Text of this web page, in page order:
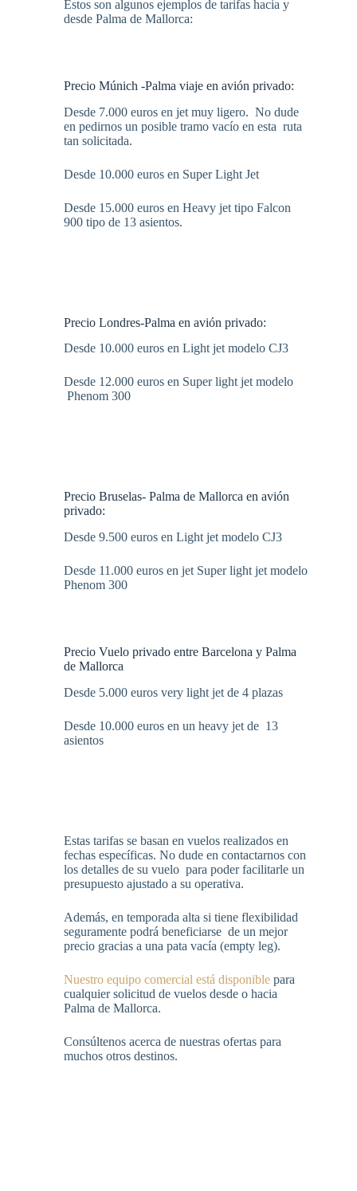
Estos son algunos ejemplos de tarifas hacia y
desde Palma de Mallorca:
Precio Múnich -Palma viaje en avión privado:
Desde 7.000 euros en jet muy ligero. No dude
en pedirnos un posible tramo vacío en esta ruta
tan solicitada.
Desde 10.000 euros en Super Light Jet
Desde 15.000 euros en Heavy jet tipo Falcon
900 tipo de 13 asientos.
Precio Londres-Palma en avión privado:
Desde 10.000 euros en Light jet modelo CJ3
Desde 12.000 euros en Super light jet modelo
Phenom 300
Precio Bruselas- Palma de Mallorca en avión
privado:
Desde 9.500 euros en Light jet modelo CJ3
Desde 11.000 euros en jet Super light jet modelo
Phenom 300
Precio Vuelo privado entre Barcelona y Palma
de Mallorca
Desde 5.000 euros very light jet de 4 plazas
Desde 10.000 euros en un heavy jet de 13
asientos
Estas tarifas se basan en vuelos realizados en
fechas específicas. No dude en contactarnos con
los detalles de su vuelo para poder facilitarle un
presupuesto ajustado a su operativa.
Además, en temporada alta si tiene flexibilidad
seguramente podrá beneficiarse de un mejor
precio gracias a una pata vacía (empty leg).
Nuestro equipo comercial está disponible para
cualquier solicitud de vuelos desde o hacia
Palma de Mallorca.
Consúltenos acerca de nuestras ofertas para
muchos otros destinos.